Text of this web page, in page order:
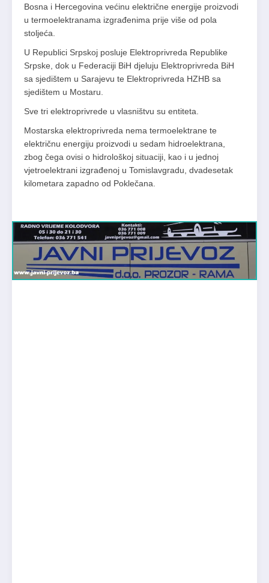
Bosna i Hercegovina većinu električne energije proizvodi
u termoelektranama izgrađenima prije više od pola
stoljeća.
U Republici Srpskoj posluje Elektroprivreda Republike
Srpske, dok u Federaciji BiH djeluju Elektroprivreda BiH
sa sjedištem u Sarajevu te Elektroprivreda HZHB sa
sjedištem u Mostaru.
Sve tri elektroprivrede u vlasništvu su entiteta.
Mostarska elektroprivreda nema termoelektrane te
električnu energiju proizvodi u sedam hidroelektrana,
zbog čega ovisi o hidrološkoj situaciji, kao i u jednoj
vjetroelektrani izgrađenoj u Tomislavgradu, dvadesetak
kilometara zapadno od Poklečana.